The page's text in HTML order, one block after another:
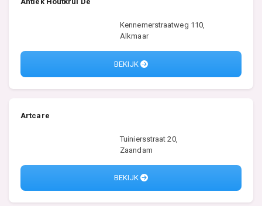
Kennemerstraatweg 110,
Alkmaar
BEKIJK
Artcare
Tuiniersstraat 20,
Zaandam
BEKIJK